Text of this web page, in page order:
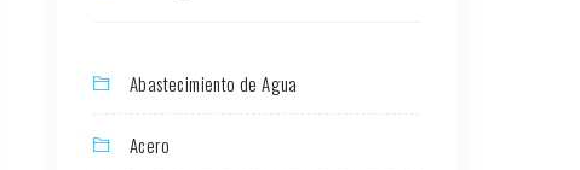
Abastecimiento de Agua
Acero